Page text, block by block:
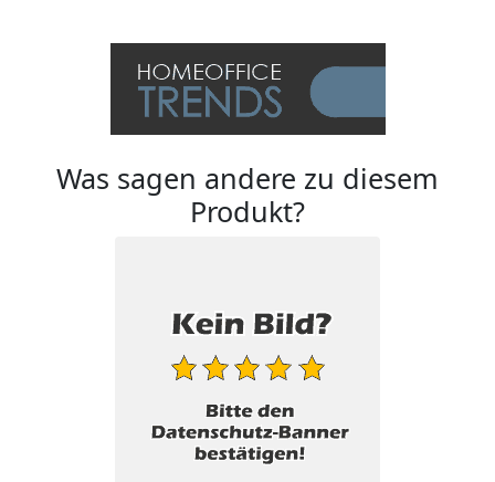
Was sagen andere zu diesem
Produkt?